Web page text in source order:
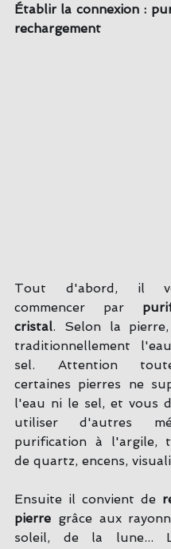
Établir la connexion :
rechargement
Tout d'abord, il
commencer par
cristal. Selon la
traditionnellement
sel. Attention
certaines pierres ne
l'eau ni le sel, et vous
utiliser d'autres
purification à l'argile,
de quartz, encens,
Ensuite il convient de
pierre grâce aux
soleil, de la lune...